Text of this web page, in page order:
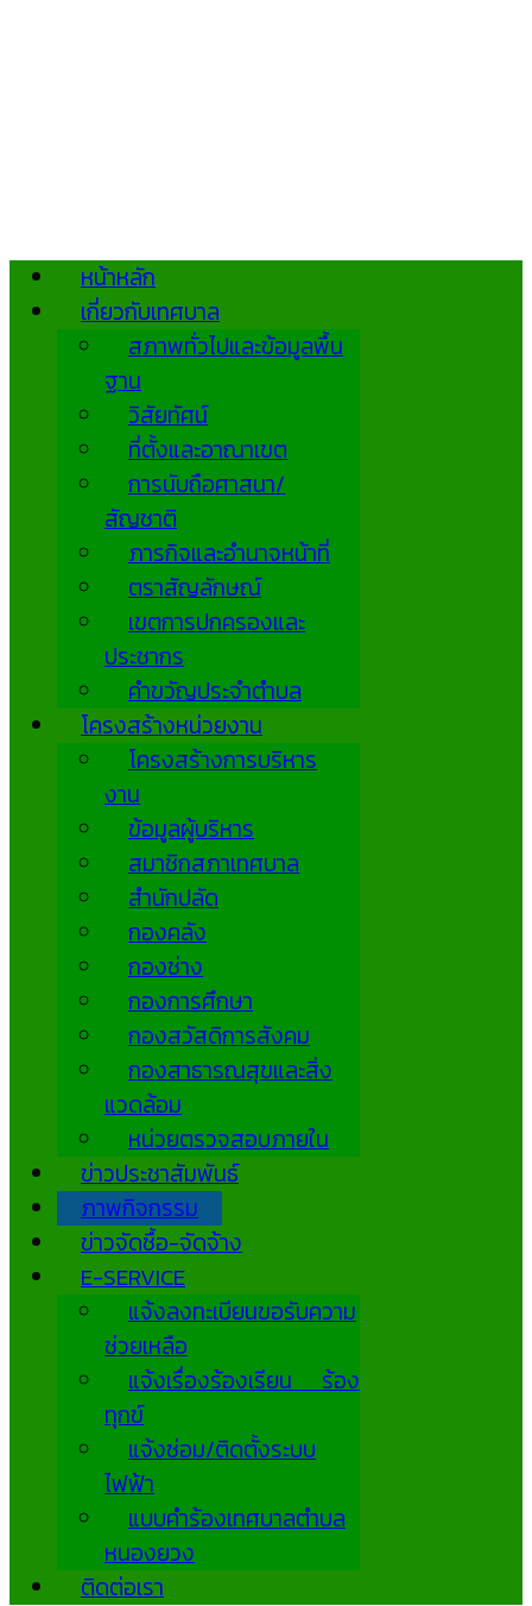
หน้าหลัก
เกี่ยวกับเทศบาล
สภาพทั่วไปและข้อมูลพื้น
ฐาน
วิสัยทัศน์
ที่ตั้งและอาณาเขต
การนับถือศาสนา/
สัญชาติ
ภารกิจและอำนาจหน้าที่
ตราสัญลักษณ์
เขตการปกครองและ
ประชากร
คำขวัญประจำตำบล
โครงสร้างหน่วยงาน
โครงสร้างการบริหาร
งาน
ข้อมูลผู้บริหาร
สมาชิกสภาเทศบาล
สำนักปลัด
กองคลัง
กองช่าง
กองการศึกษา
กองสวัสดิการสังคม
กองสาธารณสุขและสิ่ง
แวดล้อม
หน่วยตรวจสอบภายใน
ข่าวประชาสัมพันธ์
ภาพกิจกรรม
ข่าวจัดซื้อ-จัดจ้าง
E-SERVICE
แจ้งลงทะเบียนขอรับความ
ช่วยเหลือ
แจ้งเรื่องร้องเรียน ร้อง
ทุกข์
แจ้งซ่อม/ติดตั้งระบบ
ไฟฟ้า
แบบคำร้องเทศบาลตำบล
หนองยวง
ติดต่อเรา